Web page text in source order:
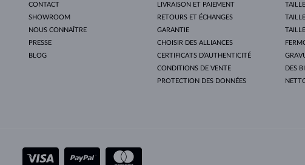
CONTACT
SHOWROOM
NOUS CONNAÎTRE
PRESSE
BLOG
LIVRAISON ET PAIEMENT
RETOURS ET ÉCHANGES
GARANTIE
CHOISIR DES ALLIANCES
CERTIFICATS D’AUTHENTICITÉ
CONDITIONS DE VENTE
PROTECTION DES DONNÉES
DES